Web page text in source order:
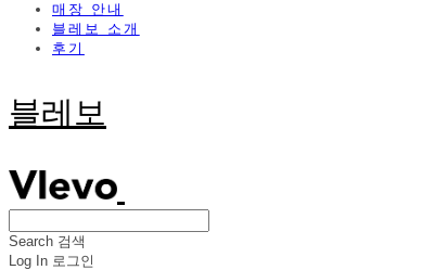
매장 안내
블레보 소개
후기
블레보
Search 검색
Log In 로그인